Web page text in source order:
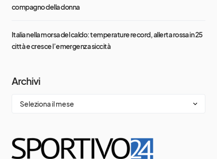
compagno della donna
Italia nella morsa del caldo: temperature record, allerta rossa in 25
città e cresce l’emergenza siccità
Archivi